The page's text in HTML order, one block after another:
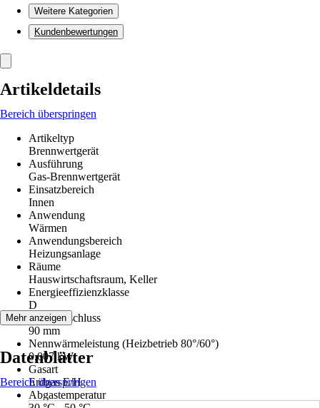
Weitere Kategorien
Kundenbewertungen
Artikeldetails
Bereich überspringen
Artikeltyp
Brennwertgerät
Ausführung
Gas-Brennwertgerät
Einsatzbereich
Innen
Anwendung
Wärmen
Anwendungsbereich
Heizungsanlage
Räume
Hauswirtschaftsraum, Keller
Energieeffizienzklasse
D
Abgasanschluss
90 mm
Nennwärmeleistung (Heizbetrieb 80°/60°)
0,007 kW
Gasart
Erdgas E/H
Abgastemperatur
Mehr anzeigen
Datenblätter
Bereich überspringen